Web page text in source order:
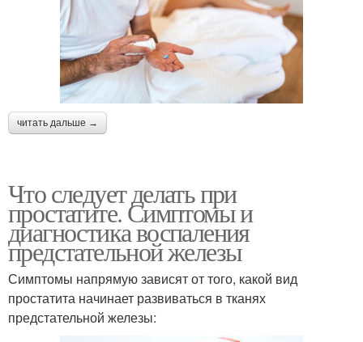
читать дальше →
Что следует делать при
простатите. Симптомы и
диагностика воспаления
предстательной железы
Симптомы напрямую зависят от того, какой вид
простатита начинает развиваться в тканях
предстательной железы: